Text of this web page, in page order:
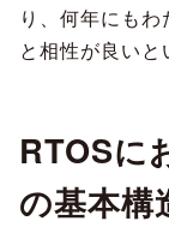
り、何年にも
と相性が良いと
RTOSに
の基本構